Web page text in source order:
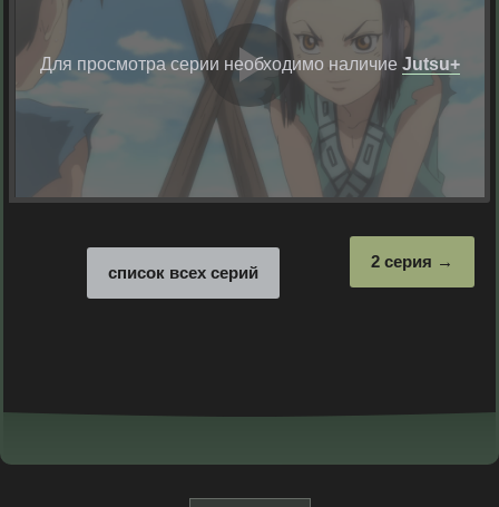
Для просмотра серии необходимо наличие Jutsu+
видео
2 серия
список всех серий